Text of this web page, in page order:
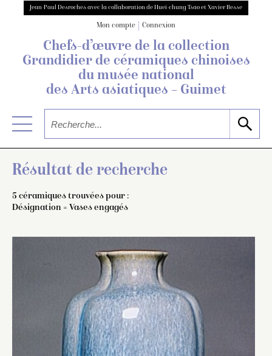
Jean-Paul Desroches avec la collaboration de Huei-chung Tsao et Xavier Besse
Mon compte Connexion
Chefs-d’œuvre de la collection
Grandidierde céramiques chinoises
du musée national
des Arts asiatiques – Guimet
Résultat de recherche
5 céramiques trouvées pour :
Désignation = Vases engagés